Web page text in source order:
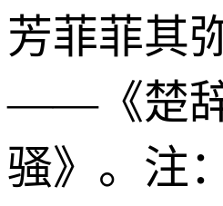
芳菲菲其
——《楚
骚》。注